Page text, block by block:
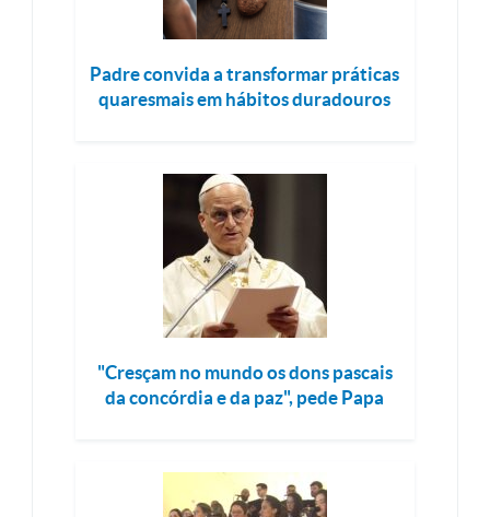
Padre convida a transformar práticas
quaresmais em hábitos duradouros
"Cresçam no mundo os dons pascais
da concórdia e da paz", pede Papa